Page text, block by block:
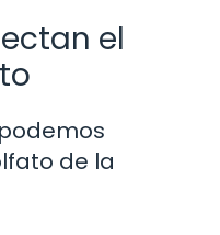
el
de la